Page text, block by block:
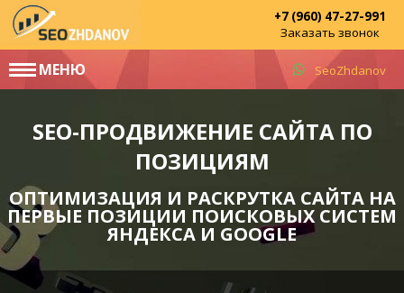
SeoZhdanov
+7 (960) 47-27-991
Заказать звонок
МЕНЮ
SEO-ПРОДВИЖЕНИЕ САЙТА ПО
ПОЗИЦИЯМ
ОПТИМИЗАЦИЯ И РАСКРУТКА САЙТА НА
ПЕРВЫЕ ПОЗИЦИИ ПОИСКОВЫХ СИСТЕМ
ЯНДЕКСА И GOOGLE